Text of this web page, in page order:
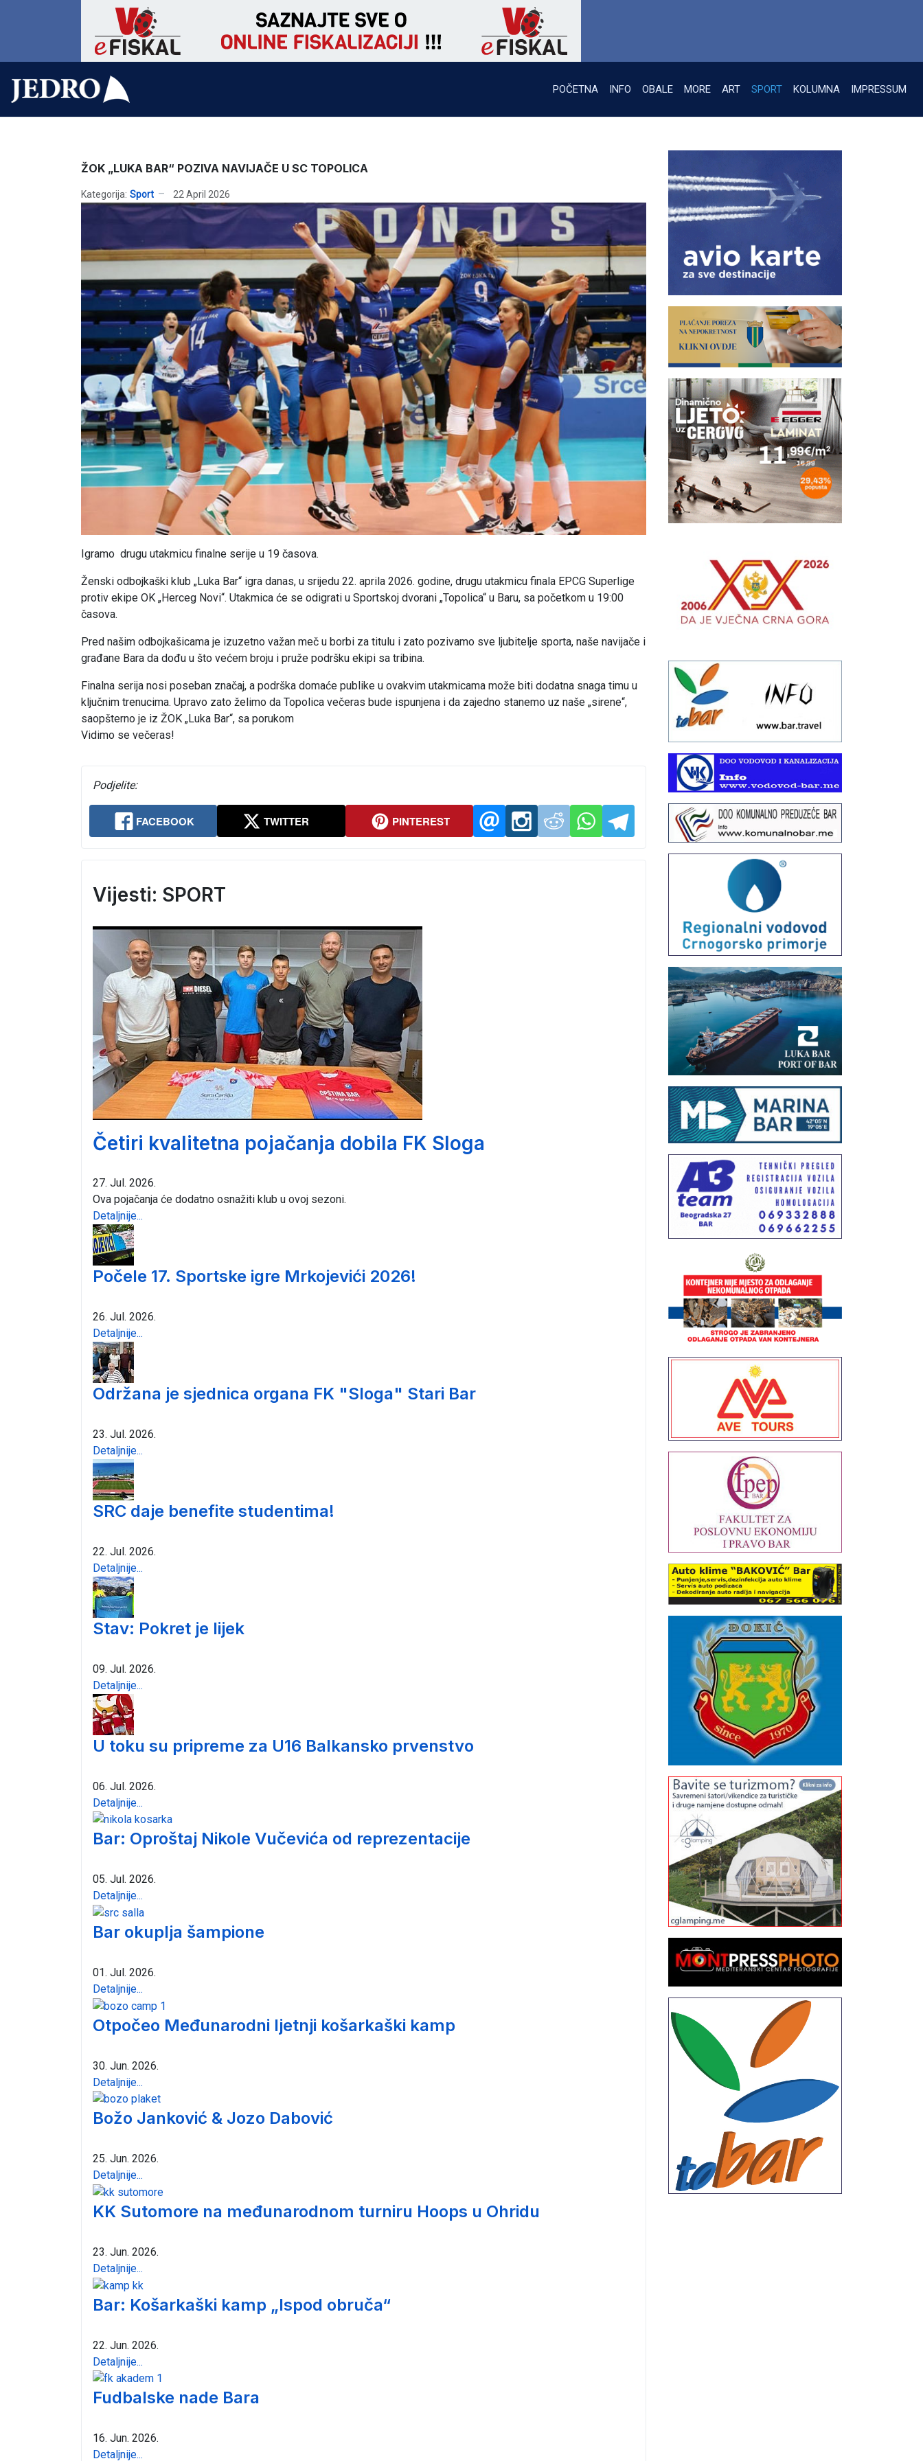
POČETNA INFO OBALE MORE ART SPORT KOLUMNA IMPRESSUM
ŽOK „LUKA BAR“ POZIVA NAVIJAČE U SC TOPOLICA
Kategorija: Sport 22 April 2026
Igramo drugu utakmicu finalne serije u 19 časova.
Ženski odbojkaški klub „Luka Bar“ igra danas, u srijedu 22. aprila 2026. godine, drugu utakmicu finala EPCG Superlige
protiv ekipe OK „Herceg Novi“. Utakmica će se odigrati u Sportskoj dvorani „Topolica“ u Baru, sa početkom u 19:00
časova.
Pred našim odbojkašicama je izuzetno važan meč u borbi za titulu i zato pozivamo sve ljubitelje sporta, naše navijače i
građane Bara da dođu u što većem broju i pruže podršku ekipi sa tribina.
Finalna serija nosi poseban značaj, a podrška domaće publike u ovakvim utakmicama može biti dodatna snaga timu u
ključnim trenucima. Upravo zato želimo da Topolica večeras bude ispunjena i da zajedno stanemo uz naše „sirene“,
saopšterno je iz ŽOK „Luka Bar“, sa porukom
Vidimo se večeras!
Podjelite:
FACEBOOK TWITTER PINTEREST
Vijesti: SPORT
Četiri kvalitetna pojačanja dobila FK Sloga
27. Jul. 2026.
Ova pojačanja će dodatno osnažiti klub u ovoj sezoni.
Detaljnije...
Počele 17. Sportske igre Mrkojevići 2026!
26. Jul. 2026.
Detaljnije...
Održana je sjednica organa FK "Sloga" Stari Bar
23. Jul. 2026.
Detaljnije...
SRC daje benefite studentima!
22. Jul. 2026.
Detaljnije...
Stav: Pokret je lijek
09. Jul. 2026.
Detaljnije...
U toku su pripreme za U16 Balkansko prvenstvo
06. Jul. 2026.
Detaljnije...
Bar: Oproštaj Nikole Vučevića od reprezentacije
05. Jul. 2026.
Detaljnije...
Bar okuplja šampione
01. Jul. 2026.
Detaljnije...
Otpočeo Međunarodni ljetnji košarkaški kamp
30. Jun. 2026.
Detaljnije...
Božo Janković & Jozo Dabović
25. Jun. 2026.
Detaljnije...
KK Sutomore na međunarodnom turniru Hoops u Ohridu
23. Jun. 2026.
Detaljnije...
Bar: Košarkaški kamp „Ispod obruča“
22. Jun. 2026.
Detaljnije...
Fudbalske nade Bara
16. Jun. 2026.
Detaljnije...